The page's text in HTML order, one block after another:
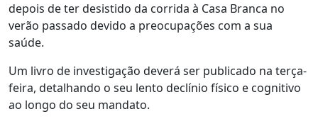
depois de ter desistido da corrida à Casa Branca no
verão passado devido a preocupações com a sua
saúde.
Um livro de investigação deverá ser publicado na terça-
feira, detalhando o seu lento declínio físico e cognitivo
ao longo do seu mandato.